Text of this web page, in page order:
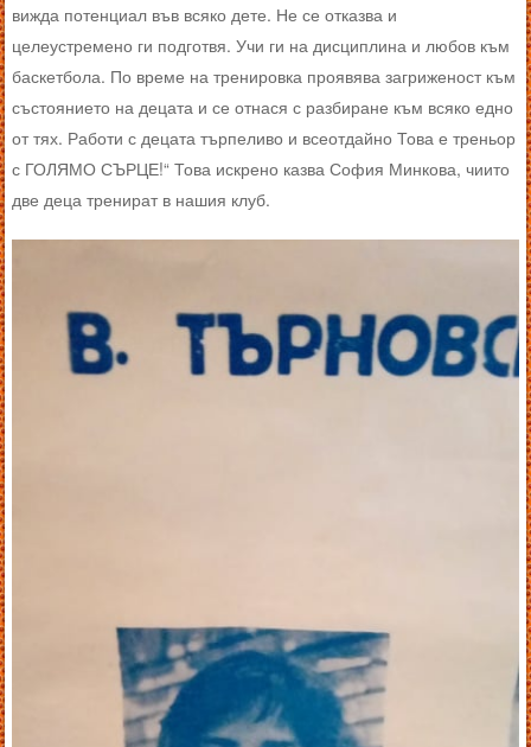
вижда потенциал във всяко дете. Не се отказва и
целеустремено ги подготвя. Учи ги на дисциплина и любов към
баскетбола. По време на тренировка проявява загриженост към
състоянието на децата и се отнася с разбиране към всяко едно
от тях. Работи с децата търпеливо и всеотдайно Това е треньор
с ГОЛЯМО СЪРЦЕ!“ Това искрено казва София Минкова, чиито
две деца тренират в нашия клуб.